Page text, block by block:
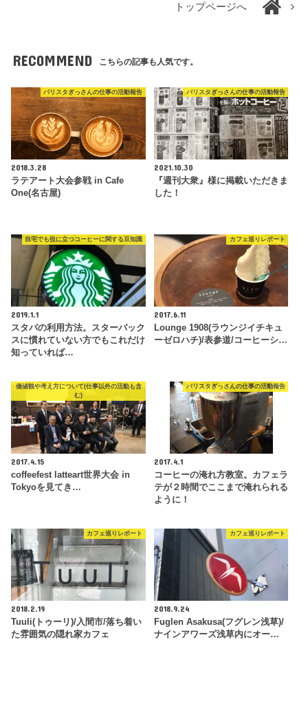
トップページへ
RECOMMEND こちらの記事も人気です。
バリスタぎっさんの仕事の活動報告
2018.3.28
ラテアート大会参戦 in Cafe
One(名古屋)
バリスタぎっさんの仕事の活動報告
2021.10.30
『週刊大衆』様に掲載いただきま
した！
自宅でも役に立つコーヒーに関する豆知識
2019.1.1
スタバの利用方法。スターバック
スに慣れていない方でもこれだけ
知っていれば…
カフェ巡りレポート
2017.6.11
Lounge 1908(ラウンジイチキュ
ーゼロハチ)/表参道/コーヒーシ…
価値観や考え方について(仕事以外の活動も含
む)
2017.4.15
coffeefest latteart世界大会 in
Tokyoを見てき…
バリスタぎっさんの仕事の活動報告
2017.4.1
コーヒーの淹れ方教室。カフェラ
テが２時間でここまで淹れられる
ように！
カフェ巡りレポート
2018.2.19
Tuuli(トゥーリ)/入間市/落ち着い
た雰囲気の隠れ家カフェ
カフェ巡りレポート
2018.9.24
Fuglen Asakusa(フグレン浅草)/
ナインアワーズ浅草内にオー…